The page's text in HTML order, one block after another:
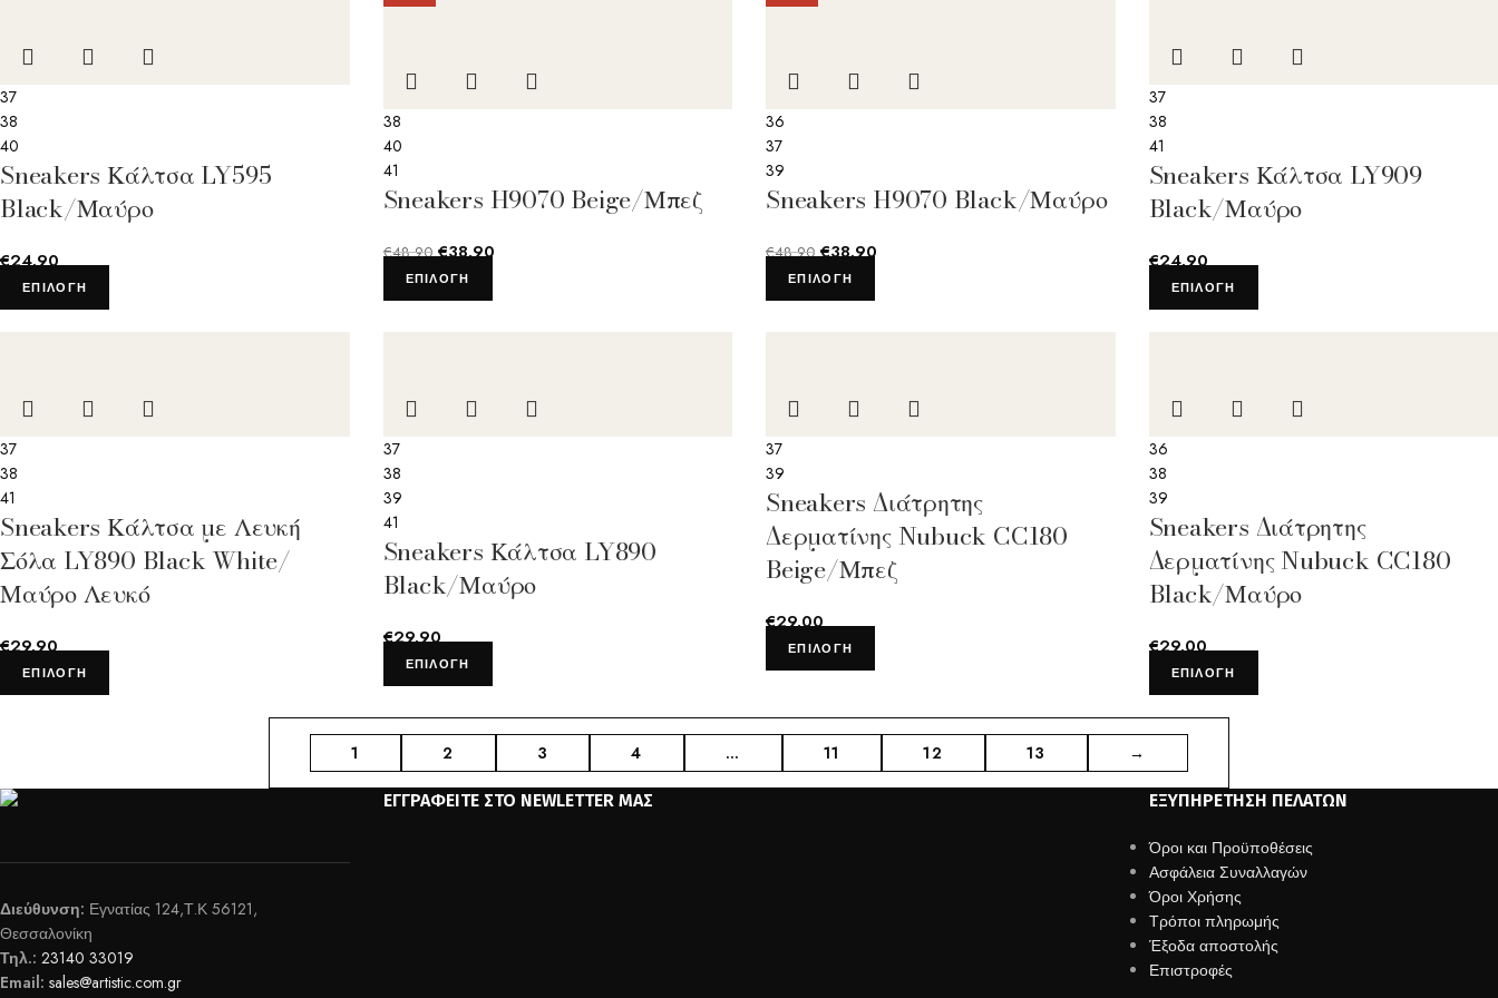
37
38
40
Sneakers Κάλτσα LY595
Black/Μαύρο
€24.90
ΕΠΙΛΟΓΉ
38
40
41
Sneakers H9070 Beige/Μπεζ
€48.90 €38.90
ΕΠΙΛΟΓΉ
36
37
39
Sneakers H9070 Black/Μαύρο
€48.90 €38.90
ΕΠΙΛΟΓΉ
37
38
41
Sneakers Κάλτσα LY909
Black/Μαύρο
€24.90
ΕΠΙΛΟΓΉ
37
38
41
Sneakers Κάλτσα με Λευκή
Σόλα LY890 Black White/
Μαύρο Λευκό
€29.90
ΕΠΙΛΟΓΉ
37
38
39
41
Sneakers Κάλτσα LY890
Black/Μαύρο
€29.90
ΕΠΙΛΟΓΉ
37
39
Sneakers Διάτρητης
Δερματίνης Nubuck CC180
Beige/Μπεζ
€29.00
ΕΠΙΛΟΓΉ
36
38
39
Sneakers Διάτρητης
Δερματίνης Nubuck CC180
Black/Μαύρο
€29.00
ΕΠΙΛΟΓΉ
1 2 3 4 … 11 12 13 →
Διεύθυνση: Εγνατίας 124,Τ.Κ 56121,
Θεσσαλονίκη
Τηλ.: 23140 33019
Email: sales@artistic.com.gr
ΕΓΓΡΑΦΕΊΤΕ ΣΤΟ NEWLETTER ΜΑΣ ΕΞΥΠΗΡΈΤΗΣΗ ΠΕΛΑΤΏΝ
Όροι και Προϋποθέσεις
Ασφάλεια Συναλλαγών
Όροι Χρήσης
Τρόποι πληρωμής
Έξοδα αποστολής
Επιστροφές